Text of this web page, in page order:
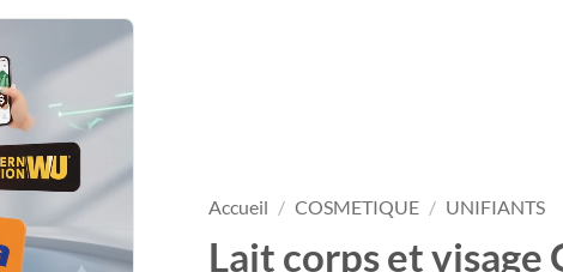
Accueil / COSMETIQUE / UNIFIANTS
Lait corps et visage